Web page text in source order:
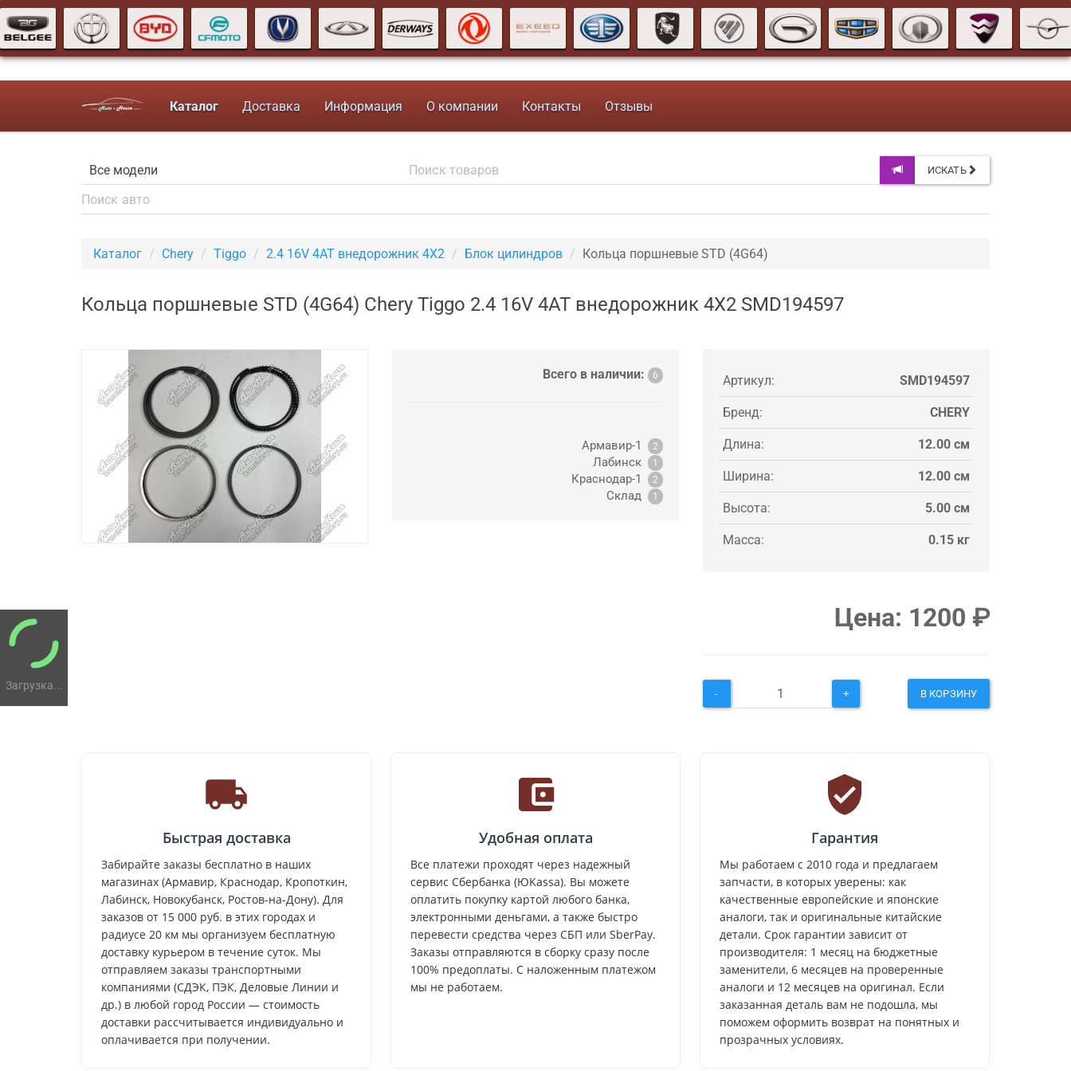
Загрузка...
Каталог Доставка Информация О компании Контакты Отзывы
ИСКАТЬ
Каталог Chery Tiggo 2.4 16V 4AT внедорожник 4X2 Блок цилиндров Кольца поршневые STD (4G64)
Кольца поршневые STD (4G64) Chery Tiggo 2.4 16V 4AT внедорожник 4X2 SMD194597
Всего в наличии: 6
Армавир-1 2
Лабинск 1
Краснодар-1 2
Склад 1
Артикул: SMD194597
Бренд: CHERY
Длина: 12.00 см
Ширина: 12.00 см
Высота: 5.00 см
Масса: 0.15 кг
Цена: 1200 ₽
- + В КОРЗИНУ
Быстрая доставка
Забирайте заказы бесплатно в наших
магазинах (Армавир, Краснодар, Кропоткин,
Лабинск, Новокубанск, Ростов-на-Дону). Для
заказов от 15 000 руб. в этих городах и
радиусе 20 км мы организуем бесплатную
доставку курьером в течение суток. Мы
отправляем заказы транспортными
компаниями (СДЭК, ПЭК, Деловые Линии и
др.) в любой город России — стоимость
доставки рассчитывается индивидуально и
оплачивается при получении.
Удобная оплата
Все платежи проходят через надежный
сервис Сбербанка (ЮKassa). Вы можете
оплатить покупку картой любого банка,
электронными деньгами, а также быстро
перевести средства через СБП или SberPay.
Заказы отправляются в сборку сразу после
100% предоплаты. С наложенным платежом
мы не работаем.
Гарантия
Мы работаем с 2010 года и предлагаем
запчасти, в которых уверены: как
качественные европейские и японские
аналоги, так и оригинальные китайские
детали. Срок гарантии зависит от
производителя: 1 месяц на бюджетные
заменители, 6 месяцев на проверенные
аналоги и 12 месяцев на оригинал. Если
заказанная деталь вам не подошла, мы
поможем оформить возврат на понятных и
прозрачных условиях.